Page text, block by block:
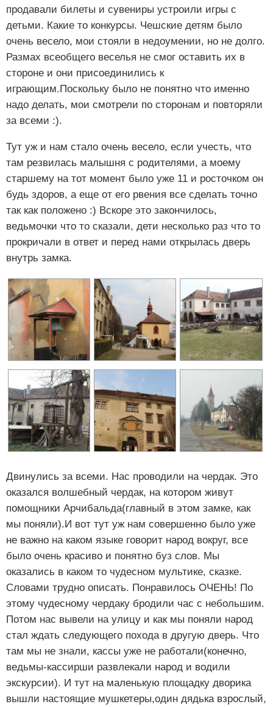
продавали билеты и сувениры устроили игры с
детьми. Какие то конкурсы. Чешские детям было
очень весело, мои стояли в недоумении, но не долго.
Размах всеобщего веселья не смог оставить их в
стороне и они присоединились к
играющим.Поскольку было не понятно что именно
надо делать, мои смотрели по сторонам и повторяли
за всеми :).
Тут уж и нам стало очень весело, если учесть, что
там резвилась малышня с родителями, а моему
старшему на тот момент было уже 11 и росточком он
будь здоров, а еще от его рвения все сделать точно
так как положено :) Вскоре это закончилось,
ведьмочки что то сказали, дети несколько раз что то
прокричали в ответ и перед нами открылась дверь
внутрь замка.
Двинулись за всеми. Нас проводили на чердак. Это
оказался волшебный чердак, на котором живут
помощники Арчибальда(главный в этом замке, как
мы поняли).И вот тут уж нам совершенно было уже
не важно на каком языке говорит народ вокруг, все
было очень красиво и понятно буз слов. Мы
оказались в каком то чудесном мультике, сказке.
Словами трудно описать. Понравилось ОЧЕНЬ! По
этому чудесному чердаку бродили час с небольшим.
Потом нас вывели на улицу и как мы поняли народ
стал ждать следующего похода в другую дверь. Что
там мы не знали, кассы уже не работали(конечно,
ведьмы-кассирши развлекали народ и водили
экскурсии). И тут на маленькую площадку дворика
вышли настоящие мушкетеры,один дядька взрослый,